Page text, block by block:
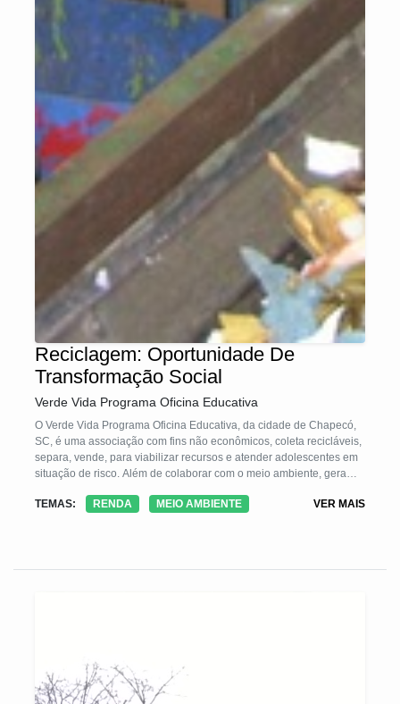
Reciclagem: Oportunidade De
Transformação Social
Verde Vida Programa Oficina Educativa
O Verde Vida Programa Oficina Educativa, da cidade de Chapecó,
SC, é uma associação com fins não econômicos, coleta recicláveis,
separa, vende, para viabilizar recursos e atender adolescentes em
situação de risco. Além de colaborar com o meio ambiente, gera
Possui forte interação com os Objetivos do Desenvolvimento
TEMAS: RENDA MEIO AMBIENTE VER MAIS